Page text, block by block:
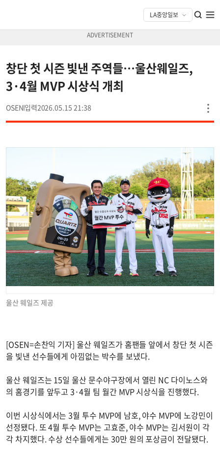
창단 첫 시즌 빛낸 주역들…울산웨일즈,
3·4월 MVP 시상식 개최
OSEN 2026.05.15 21:38
울산 웨일즈 제공
[OSEN=손찬익 기자] 울산 웨일즈가 홈팬들 앞에서 창단 첫 시즌
을 빛낸 선수들에게 아낌없는 박수를 보냈다.
울산 웨일즈는 15일 울산 문수야구장에서 열린 NC 다이노스와
의 홈경기를 앞두고 3·4월 팀 월간 MVP 시상식을 진행했다.
이번 시상식에서는 3월 투수 MVP에 남호, 야수 MVP에 노강민이
선정됐다. 또 4월 투수 MVP는 고효준, 야수 MVP는 김서원이 각
각 차지했다. 수상 선수들에게는 30만 원의 포상금이 전달됐다.